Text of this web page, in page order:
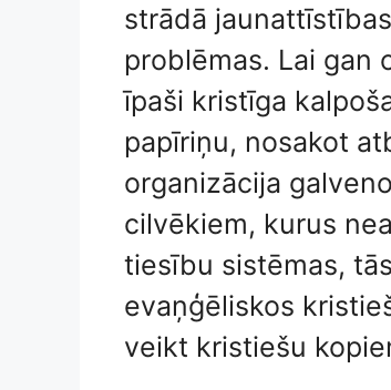
strādā
problēmas. Lai gan
īpaši kristīga
papīriņu, nosakot
organizācija
cilvēkiem, kurus
tiesību sistēmas,
evaņģēliskos
veikt kristiešu